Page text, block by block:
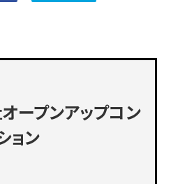
ープンアップコン
ョン